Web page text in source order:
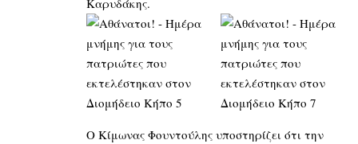
Καρυδάκης.
Ο Κίμωνας Φουντούλης υποστηρίζει ότι την